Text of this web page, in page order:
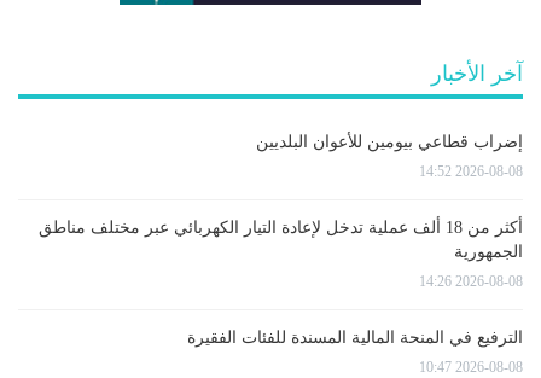
آخر الأخبار
إضراب قطاعي بيومين للأعوان البلديين
2026-08-08 14:52
أكثر من 18 ألف عملية تدخل لإعادة التيار الكهربائي عبر مختلف مناطق
الجمهورية
2026-08-08 14:26
الترفيع في المنحة المالية المسندة للفئات الفقيرة
2026-08-08 10:47